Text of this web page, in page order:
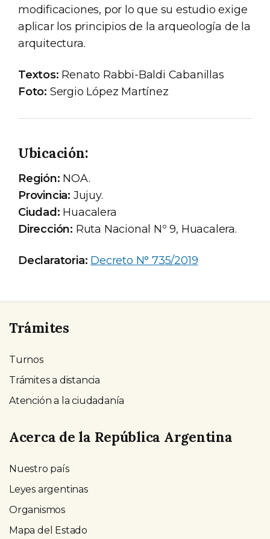
modificaciones, por lo que su estudio exige
aplicar los principios de la arqueología de la
arquitectura.
Textos: Renato Rabbi-Baldi Cabanillas
Foto: Sergio López Martínez
Ubicación:
Región: NOA.
Provincia: Jujuy.
Ciudad: Huacalera
Dirección: Ruta Nacional Nº 9, Huacalera.
Declaratoria: Decreto N° 735/2019
Trámites
Turnos
Trámites a distancia
Atención a la ciudadanía
Acerca de la República Argentina
Nuestro país
Leyes argentinas
Organismos
Mapa del Estado